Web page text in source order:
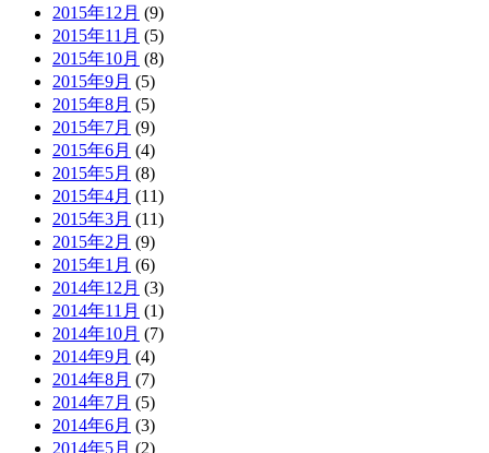
2015年12月 (9)
2015年11月 (5)
2015年10月 (8)
2015年9月 (5)
2015年8月 (5)
2015年7月 (9)
2015年6月 (4)
2015年5月 (8)
2015年4月 (11)
2015年3月 (11)
2015年2月 (9)
2015年1月 (6)
2014年12月 (3)
2014年11月 (1)
2014年10月 (7)
2014年9月 (4)
2014年8月 (7)
2014年7月 (5)
2014年6月 (3)
2014年5月 (2)